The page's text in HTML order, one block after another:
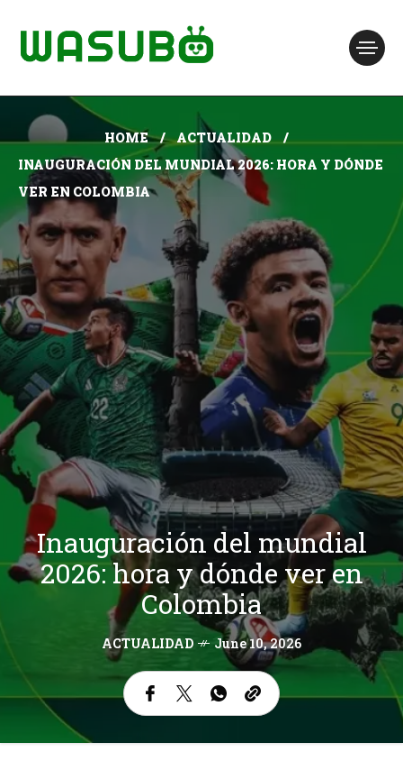
HOME
ACTUALIDAD
INAUGURACIÓN DEL MUNDIAL 2026: HORA Y DÓNDE
VER EN COLOMBIA
Inauguración del mundial
2026: hora y dónde ver en
Colombia
ACTUALIDAD June 10, 2026